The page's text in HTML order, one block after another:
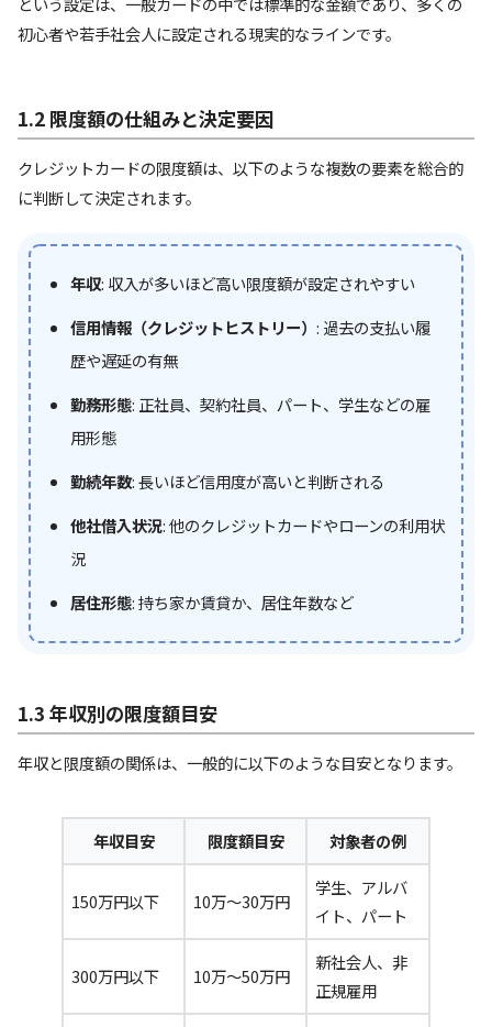
初心者や若手社会人に設定される現実的なラインです。
1.2 限度額の仕組みと決定要因
クレジットカードの限度額は、以下のような複数の要素を総合的
に判断して決定されます。
年収: 収入が多いほど高い限度額が設定されやすい
信用情報（クレジットヒストリー） : 過去の支払い履
歴や遅延の有無
勤務形態: 正社員、契約社員、パート、学生などの雇
用形態
勤続年数: 長いほど信用度が高いと判断される
他社借入状況: 他のクレジットカードやローンの利用状
況
居住形態: 持ち家か賃貸か、居住年数など
1.3 年収別の限度額目安
年収と限度額の関係は、一般的に以下のような目安となります。
年収目安 限度額目安 対象者の例
150万円以下 10万～30万円
学生、アルバ
イト、パート
300万円以下 10万～50万円
新社会人、非
正規雇用